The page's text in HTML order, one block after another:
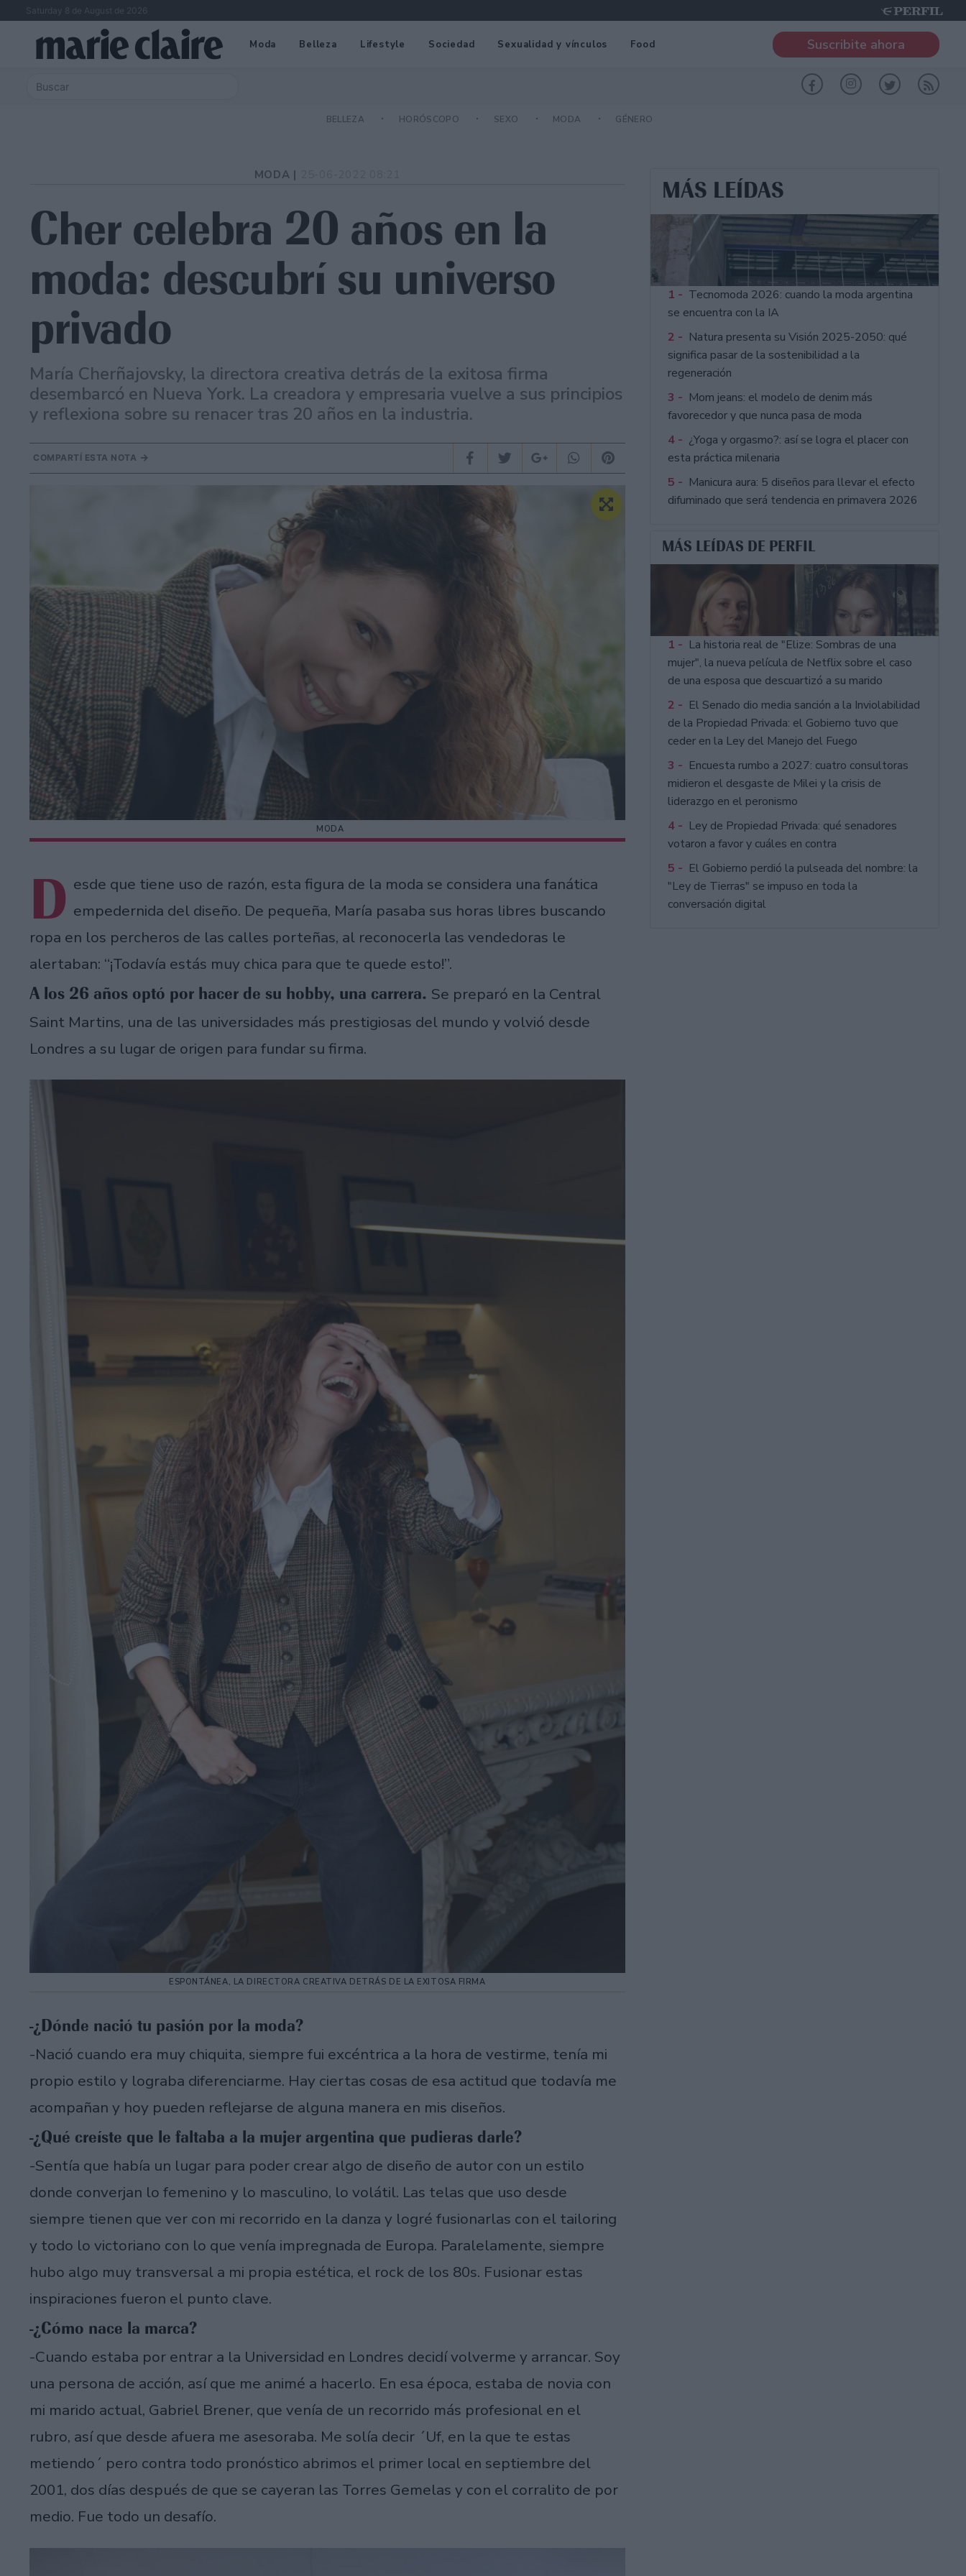
Saturday 8 de August de 2026
Moda Belleza Lifestyle Sociedad Sexualidad y vínculos Food Suscribite ahora
BELLEZA HORÓSCOPO SEXO MODA GÉNERO
MODA |
Cher celebra 20 años en la
moda: descubrí su universo
privado
María Cherñajovsky, la directora creativa detrás de la exitosa firma
desembarcó en Nueva York. La creadora y empresaria vuelve a sus principios
y reflexiona sobre su renacer tras 20 años en la industria.
COMPARTÍ ESTA NOTA
MODA
D esde que tiene uso de razón, esta figura de la moda se considera una fanática
empedernida del diseño. De pequeña, María pasaba sus horas libres buscando
ropa en los percheros de las calles porteñas, al reconocerla las vendedoras le
alertaban: “¡Todavía estás muy chica para que te quede esto!”.
A los 26 años optó por hacer de su hobby, una carrera. Se preparó en la Central
Saint Martins, una de las universidades más prestigiosas del mundo y volvió desde
Londres a su lugar de origen para fundar su firma.
ESPONTÁNEA, LA DIRECTORA CREATIVA DETRÁS DE LA EXITOSA FIRMA
-¿Dónde nació tu pasión por la moda?
-Nació cuando era muy chiquita, siempre fui excéntrica a la hora de vestirme, tenía mi
propio estilo y lograba diferenciarme. Hay ciertas cosas de esa actitud que todavía me
acompañan y hoy pueden reflejarse de alguna manera en mis diseños.
-¿Qué creíste que le faltaba a la mujer argentina que pudieras darle?
-Sentía que había un lugar para poder crear algo de diseño de autor con un estilo
donde converjan lo femenino y lo masculino, lo volátil. Las telas que uso desde
siempre tienen que ver con mi recorrido en la danza y logré fusionarlas con el tailoring
y todo lo victoriano con lo que venía impregnada de Europa. Paralelamente, siempre
hubo algo muy transversal a mi propia estética, el rock de los 80s. Fusionar estas
inspiraciones fueron el punto clave.
-¿Cómo nace la marca?
-Cuando estaba por entrar a la Universidad en Londres decidí volverme y arrancar. Soy
una persona de acción, así que me animé a hacerlo. En esa época, estaba de novia con
mi marido actual, Gabriel Brener, que venía de un recorrido más profesional en el
rubro, así que desde afuera me asesoraba. Me solía decir ´Uf, en la que te estas
metiendo´ pero contra todo pronóstico abrimos el primer local en septiembre del
2001, dos días después de que se cayeran las Torres Gemelas y con el corralito de por
medio. Fue todo un desafío.
MÁS LEÍDAS
1 - Tecnomoda 2026: cuando la moda argentina
se encuentra con la IA
2 - Natura presenta su Visión 2025-2050: qué
significa pasar de la sostenibilidad a la
regeneración
3 - Mom jeans: el modelo de denim más
favorecedor y que nunca pasa de moda
4 - ¿Yoga y orgasmo?: así se logra el placer con
esta práctica milenaria
5 - Manicura aura: 5 diseños para llevar el efecto
difuminado que será tendencia en primavera 2026
MÁS LEÍDAS DE PERFIL
1 - La historia real de "Elize: Sombras de una
mujer", la nueva película de Netflix sobre el caso
de una esposa que descuartizó a su marido
2 - El Senado dio media sanción a la Inviolabilidad
de la Propiedad Privada: el Gobierno tuvo que
ceder en la Ley del Manejo del Fuego
3 - Encuesta rumbo a 2027: cuatro consultoras
midieron el desgaste de Milei y la crisis de
liderazgo en el peronismo
4 - Ley de Propiedad Privada: qué senadores
votaron a favor y cuáles en contra
5 - El Gobierno perdió la pulseada del nombre: la
"Ley de Tierras" se impuso en toda la
conversación digital